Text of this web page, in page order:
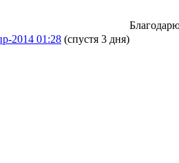
2014 01:28 (спустя 3 дня)